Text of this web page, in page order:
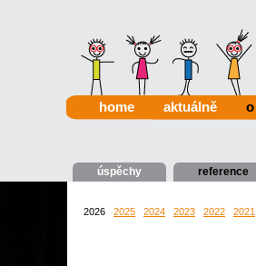
home aktuálně
úspěchy reference
2026 2025 2024 2023 2022 2021